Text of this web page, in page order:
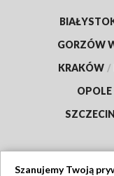
GORZÓW
KRAKÓW /
OPOLE
SZCZECIN
Szanujemy Twoją